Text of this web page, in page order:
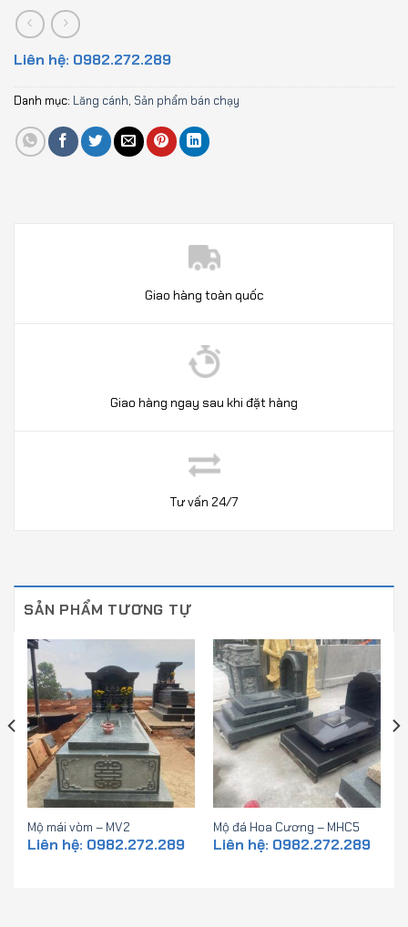
Liên hệ: 0982.272.289
Danh mục: Lăng cánh, Sản phẩm bán chạy
Giao hàng toàn quốc
Giao hàng ngay sau khi đặt hàng
Tư vấn 24/7
SẢN PHẨM TƯƠNG TỰ
Mộ mái vòm – MV2
Liên hệ: 0982.272.289
Mộ đá Hoa Cương – MHC5
Liên hệ: 0982.272.289